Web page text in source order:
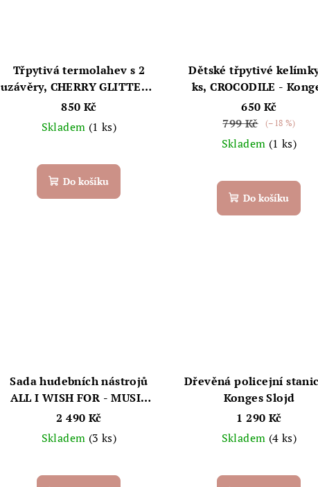
Třpytivá termolahev s 2
uzávěry, CHERRY GLITTER -
Konges Sløjd
850 Kč
Skladem (1 ks)
Do košíku
Dětské třpytivé
ks, CROCODILE -
Sløjd
650 Kč
799 Kč
(–18 %)
Skladem (1 ks)
Do košíku
Sada hudebních nástrojů
ALL I WISH FOR - MUSIC
FSC, brown - Konges Sløjd
2 490 Kč
Skladem (3 ks)
Dřevěná policejní
Konges Slojd
1 290 Kč
Skladem (4 ks)